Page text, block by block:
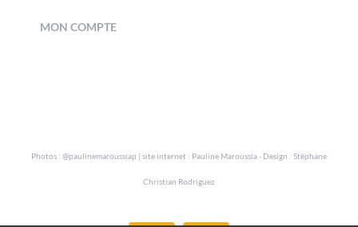
MON COMPTE
Photos : @paulinemaroussiap | site internet : Pauline Maroussia- Design : Stéphane
Christian Rodriguez